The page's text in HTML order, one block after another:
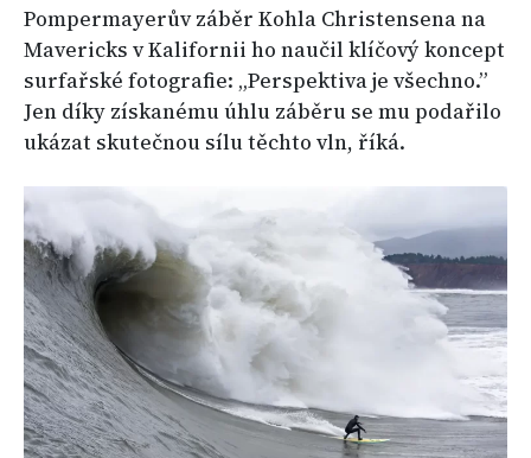
Pompermayerův záběr Kohla Christensena na
Mavericks v Kalifornii ho naučil klíčový koncept
surfařské fotografie: „Perspektiva je všechno.”
Jen díky získanému úhlu záběru se mu podařilo
ukázat skutečnou sílu těchto vln, říká.